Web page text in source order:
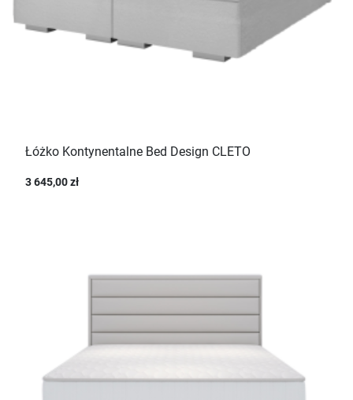
Łóżko Kontynentalne Bed Design CLETO
3 645,00 zł